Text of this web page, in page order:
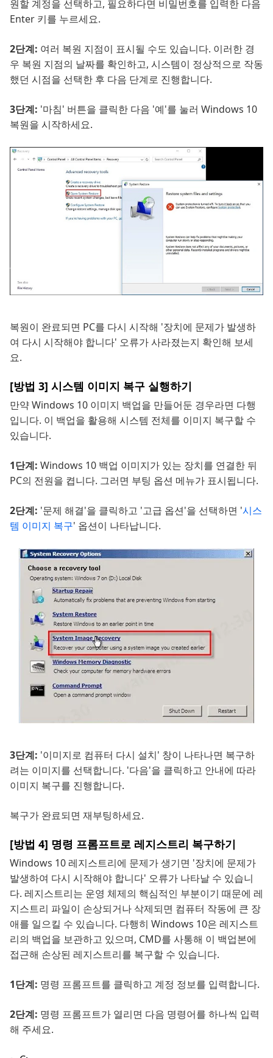
원할 계정을 선택하고, 필요하다면 비밀번호를 입력한 다음
Enter 키를 누르세요.
2단계: 여러 복원 지점이 표시될 수도 있습니다. 이러한 경
우 복원 지점의 날짜를 확인하고, 시스템이 정상적으로 작동
했던 시점을 선택한 후 다음 단계로 진행합니다.
3단계: '마침' 버튼을 클릭한 다음 '예'를 눌러 Windows 10
복원을 시작하세요.
복원이 완료되면 PC를 다시 시작해 '장치에 문제가 발생하
여 다시 시작해야 합니다' 오류가 사라졌는지 확인해 보세
요.
[방법 3] 시스템 이미지 복구 실행하기
만약 Windows 10 이미지 백업을 만들어둔 경우라면 다행
입니다. 이 백업을 활용해 시스템 전체를 이미지 복구할 수
있습니다.
1단계: Windows 10 백업 이미지가 있는 장치를 연결한 뒤
PC의 전원을 켭니다. 그러면 부팅 옵션 메뉴가 표시됩니다.
2단계: '문제 해결'을 클릭하고 '고급 옵션'을 선택하면 '시스
템 이미지 복구' 옵션이 나타납니다.
3단계: '이미지로 컴퓨터 다시 설치' 창이 나타나면 복구하
려는 이미지를 선택합니다. '다음'을 클릭하고 안내에 따라
이미지 복구를 진행합니다.
복구가 완료되면 재부팅하세요.
[방법 4] 명령 프롬프트로 레지스트리 복구하기
Windows 10 레지스트리에 문제가 생기면 '장치에 문제가
발생하여 다시 시작해야 합니다' 오류가 나타날 수 있습니
다. 레지스트리는 운영 체제의 핵심적인 부분이기 때문에 레
지스트리 파일이 손상되거나 삭제되면 컴퓨터 작동에 큰 장
애를 일으킬 수 있습니다. 다행히 Windows 10은 레지스트
리의 백업을 보관하고 있으며, CMD를 사통해 이 백업본에
접근해 손상된 레지스트리를 복구할 수 있습니다.
1단계: 명령 프롬프트를 클릭하고 계정 정보를 입력합니다.
2단계: 명령 프롬프트가 열리면 다음 명령어를 하나씩 입력
해 주세요.